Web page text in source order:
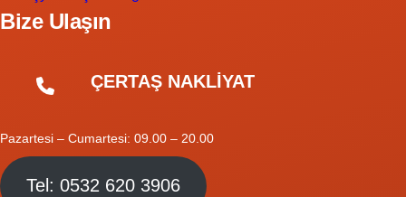
Bize Ulaşın
ÇERTAŞ NAKLİYAT
Pazartesi – Cumartesi: 09.00 – 20.00
Tel: 0532 620 3906